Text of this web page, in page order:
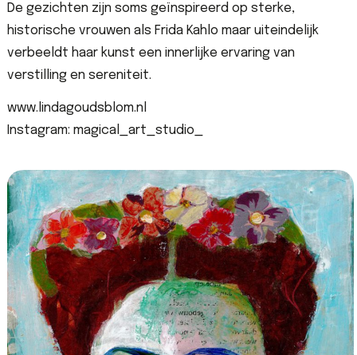
De gezichten zijn soms geïnspireerd op sterke,
historische vrouwen als Frida Kahlo maar uiteindelijk
verbeeldt haar kunst een innerlijke ervaring van
verstilling en sereniteit.
www.lindagoudsblom.nl
Instagram: magical_art_studio_